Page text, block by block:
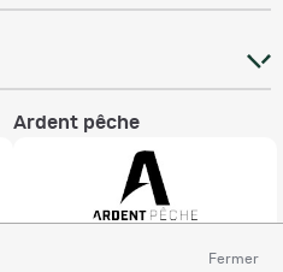
Fermer
Ardent pêche